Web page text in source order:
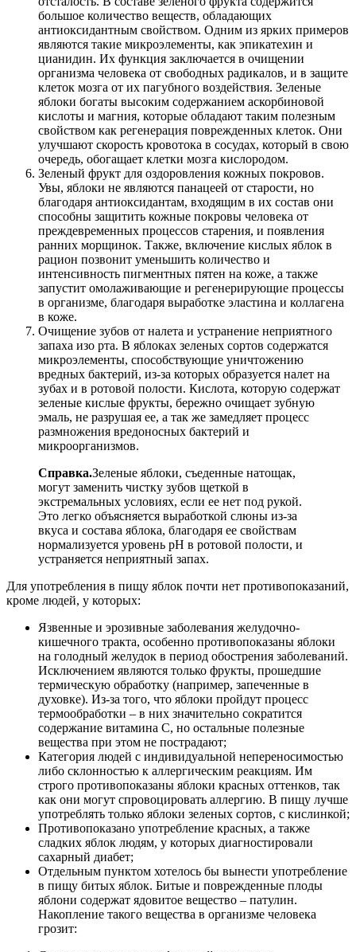
большое количество веществ, обладающих
антиоксидантным свойством. Одним из ярких примеров
являются такие микроэлементы, как эпикатехин и
цианидин. Их функция заключается в очищении
организма человека от свободных радикалов, и в защите
клеток мозга от их пагубного воздействия. Зеленые
яблоки богаты высоким содержанием аскорбиновой
кислоты и магния, которые обладают таким полезным
свойством как регенерация поврежденных клеток. Они
улучшают скорость кровотока в сосудах, который в свою
очередь, обогащает клетки мозга кислородом.
Зеленый фрукт для оздоровления кожных покровов.
Увы, яблоки не являются панацеей от старости, но
благодаря антиоксидантам, входящим в их состав они
способны защитить кожные покровы человека от
преждевременных процессов старения, и появления
ранних морщинок. Также, включение кислых яблок в
рацион позвонит уменьшить количество и
интенсивность пигментных пятен на коже, а также
запустит омолаживающие и регенерирующие процессы
в организме, благодаря выработке эластина и коллагена
в коже.
Очищение зубов от налета и устранение неприятного
запаха изо рта. В яблоках зеленых сортов содержатся
микроэлементы, способствующие уничтожению
вредных бактерий, из-за которых образуется налет на
зубах и в ротовой полости. Кислота, которую содержат
зеленые кислые фрукты, бережно очищает зубную
эмаль, не разрушая ее, а так же замедляет процесс
размножения вредоносных бактерий и
микроорганизмов.
Справка.Зеленые яблоки, съеденные натощак,
могут заменить чистку зубов щеткой в
экстремальных условиях, если ее нет под рукой.
Это легко объясняется выработкой слюны из-за
вкуса и состава яблока, благодаря ее свойствам
нормализуется уровень pH в ротовой полости, и
устраняется неприятный запах.
Для употребления в пищу яблок почти нет противопоказаний,
кроме людей, у которых:
Язвенные и эрозивные заболевания желудочно-
кишечного тракта, особенно противопоказаны яблоки
на голодный желудок в период обострения заболеваний.
Исключением являются только фрукты, прошедшие
термическую обработку (например, запеченные в
духовке). Из-за того, что яблоки пройдут процесс
термообработки – в них значительно сократится
содержание витамина С, но остальные полезные
вещества при этом не пострадают;
Категория людей с индивидуальной непереносимостью
либо склонностью к аллергическим реакциям. Им
строго противопоказаны яблоки красных оттенков, так
как они могут спровоцировать аллергию. В пищу лучше
употреблять только яблоки зеленых сортов, с кислинкой;
Противопоказано употребление красных, а также
сладких яблок людям, у которых диагностировали
сахарный диабет;
Отдельным пунктом хотелось бы вынести употребление
в пищу битых яблок. Битые и поврежденные плоды
яблони содержат ядовитое вещество – патулин.
Накопление такого вещества в организме человека
грозит: